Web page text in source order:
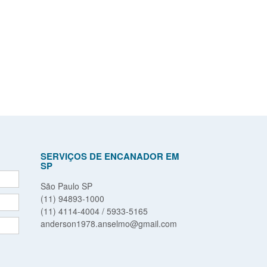
SERVIÇOS DE ENCANADOR EM
SP
São Paulo SP
(11) 94893-1000
(11) 4114-4004 / 5933-5165
anderson1978.anselmo@gmail.com